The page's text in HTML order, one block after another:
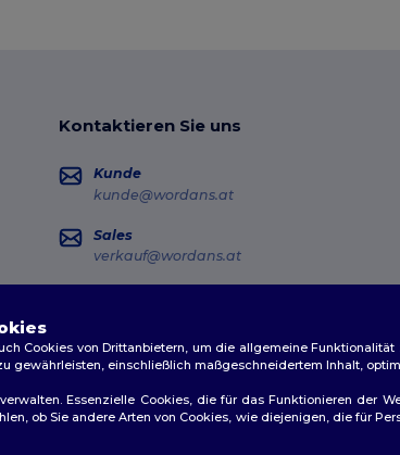
Kontaktieren Sie uns
Kunde
kunde@wordans.at
Sales
verkauf@wordans.at
Cookies von Drittanbietern, um die allgemeine
gewährleisten, einschließlich maßgeschneidertem Inhalt,
Essenzielle Cookies, die für das Funktionieren
ob Sie andere Arten von Cookies, wie diejenigen, die für